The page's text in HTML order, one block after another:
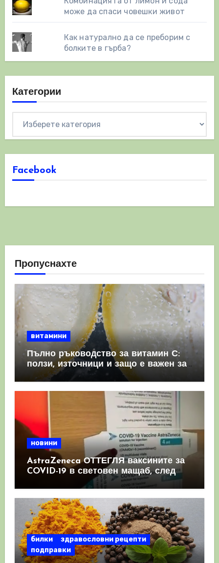
може да спаси човешки живот
Как натурално да се преборим с
болките в гърба?
Категории
Facebook
Пропуснахте
витамини
Пълно ръководство за витамин С:
ползи, източници и защо е важен за
имунната система
новини
AstraZeneca ОТТЕГЛЯ ваксините за
COVID-19 в световен мащаб, след
като призна, че те причиняват
КРЪВНИ съсиреци
билки
здравословни рецепти
подправки